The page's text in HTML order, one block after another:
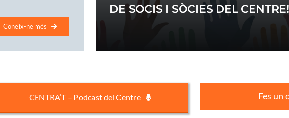
Coneix-ne més
DE SOCIS I SÒCIES DEL CENTRE!
CENTRA’T – Podcast del Centre Fes un